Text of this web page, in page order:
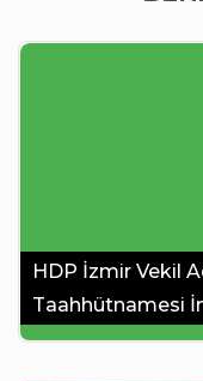
HDP İzmir Vekil
Taahhütnamesi